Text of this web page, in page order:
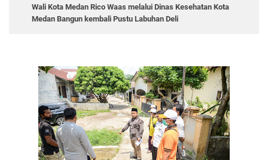
Wali Kota Medan Rico Waas melalui Dinas Kesehatan Kota
Medan Bangun kembali Pustu Labuhan Deli